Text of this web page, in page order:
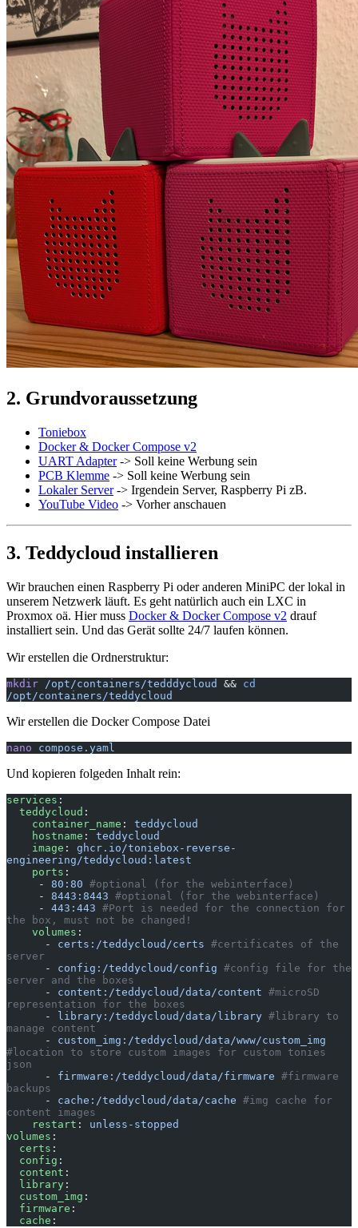
2. Grundvoraussetzung
Toniebox
Docker & Docker Compose v2
UART Adapter-> Soll keine Werbung sein
PCB Klemme -> Soll keine Werbung sein
Lokaler Server-> Irgendein Server, Raspberry Pi zB.
YouTube Video -> Vorher anschauen
3. Teddycloud installieren
Wir brauchen einen Raspberry Pi oder anderen MiniPC der lokal in
unserem Netzwerk läuft. Es geht natürlich auch ein LXC in
Proxmox oä. Hier muss Docker & Docker Compose v2 drauf
installiert sein. Und das Gerät sollte 24/7 laufen können.
Wir erstellen die Ordnerstruktur:
mkdir /opt/containers/tedddycloud && cd
/opt/containers/teddycloud
Wir erstellen die Docker Compose Datei
nano compose.yaml
Und kopieren folgeden Inhalt rein:
services :
  teddycloud
:
    container_name
: teddycloud
    hostname
: teddycloud
    image
: ghcr.io/toniebox-reverse-
engineering/teddycloud:latest
    ports
:
     -
80:80 #optional (for the webinterface)
     -
8443:8443 #optional (for the webinterface)
     -
443:443 #Port is needed for the connection for
the box, must not be changed!
    volumes
:
      -
certs:/teddycloud/certs #certificates of the
server
      -
config:/teddycloud/config #config file for the
server and the boxes
      -
content:/teddycloud/data/content #microSD
representation for the boxes
      -
library:/teddycloud/data/library #library to
manage content
      -
custom_img:/teddycloud/data/www/custom_img
#location to store custom images for custom tonies
json
      -
firmware:/teddycloud/data/firmware #firmware
backups
      -
cache:/teddycloud/data/cache #img cache for
content images
    restart
: unless-stopped
volumes :
  certs
:
  config
:
  content
:
  library
:
  custom_img
:
  firmware
:
  cache
: